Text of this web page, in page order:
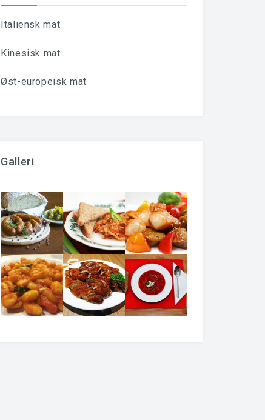
Italiensk mat
Kinesisk mat
Øst-europeisk mat
Galleri